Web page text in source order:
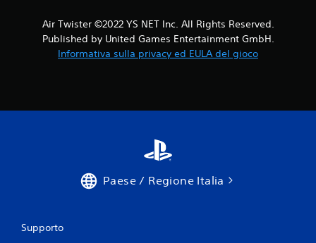
Air Twister ©2022 YS NET Inc. All Rights Reserved.
Published by United Games Entertainment GmbH.
Informativa sulla privacy ed EULA del gioco
Paese / Regione Italia
Supporto